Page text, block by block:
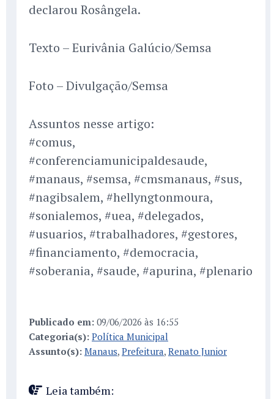
declarou Rosângela.
Texto – Eurivânia Galúcio/Semsa
Foto – Divulgação/Semsa
Assuntos nesse artigo:
#comus,
#conferenciamunicipaldesaude,
#manaus, #semsa, #cmsmanaus, #sus,
#nagibsalem, #hellyngtonmoura,
#sonialemos, #uea, #delegados,
#usuarios, #trabalhadores, #gestores,
#financiamento, #democracia,
#soberania, #saude, #apurina, #plenario
Publicado em: 09/06/2026 às 16:55
Categoria(s): Política Municipal
Assunto(s): Manaus, Prefeitura, Renato Junior
Leia também: